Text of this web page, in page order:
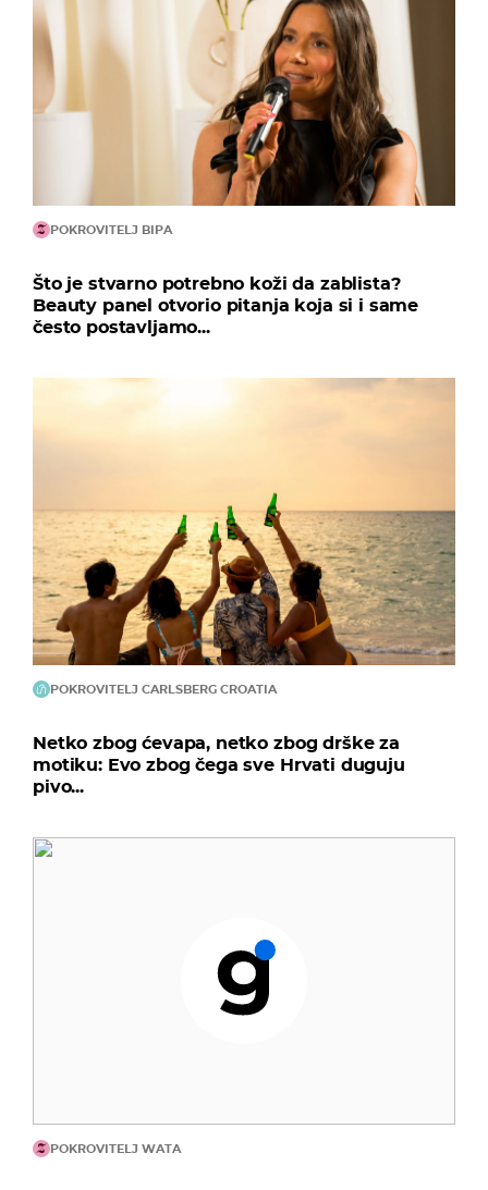
POKROVITELJ BIPA
Što je stvarno potrebno koži da zablista?
Beauty panel otvorio pitanja koja si i same
često postavljamo...
POKROVITELJ CARLSBERG CROATIA
Netko zbog ćevapa, netko zbog drške za
motiku: Evo zbog čega sve Hrvati duguju
pivo...
POKROVITELJ WATA